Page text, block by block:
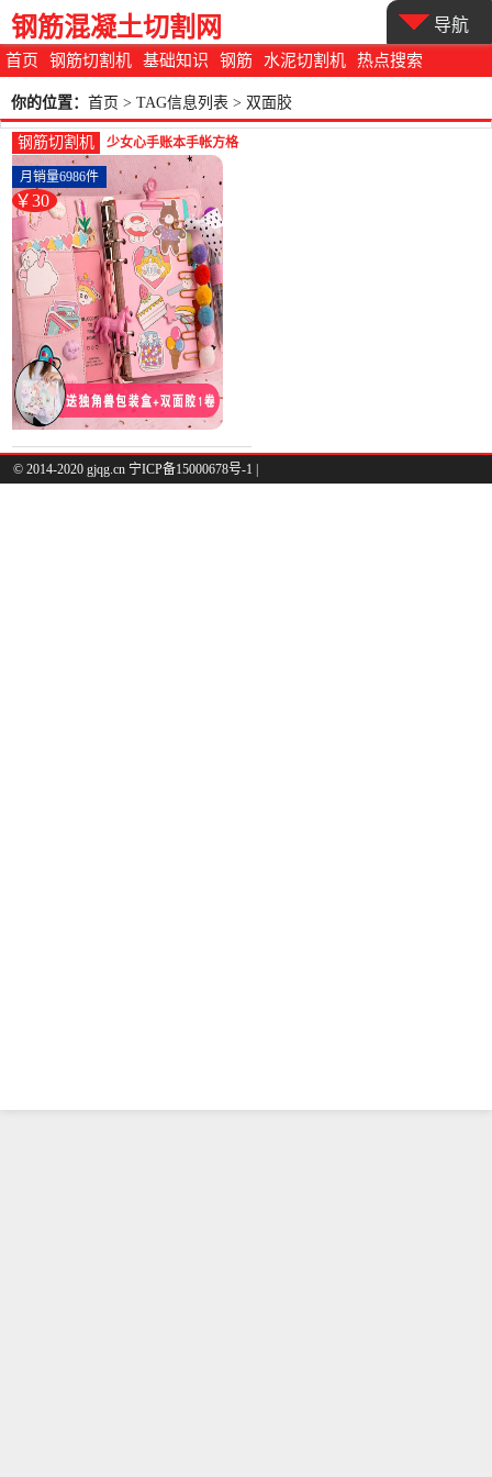
首页 钢筋切割机 基础知识 钢筋 水泥切割机 热点搜索
钢筋混凝土切割网 导航
你的位置： 首页 > TAG信息列表 > 双面胶
钢筋切割机
少女心手账本手帐方格
活页小清新可爱韩国网
红套装日系-钢筋切割工
具(浚瑄办公专营店仅售
29.9元)
￥30
月销量6986件
© 2014-2020 gjqg.cn 宁ICP备15000678号-1 |